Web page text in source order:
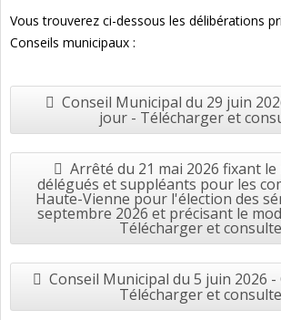
Vous trouverez ci-dessous les délibérations
Conseils municipaux :
Conseil Municipal du 29 juin
jour - Télécharger et
Arrêté du 21 mai 2026 fixant
délégués et suppléants pour les
Haute-Vienne pour l'élection des
septembre 2026 et précisant le
Télécharger et
Conseil Municipal du 5 juin 2026
Télécharger et